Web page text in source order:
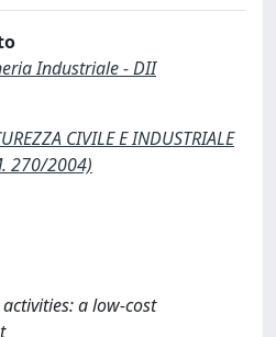
Industriale - DII
CIVILE E INDUSTRIALE
270/2004)
a low-cost